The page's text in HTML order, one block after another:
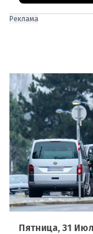
Реклама
Пятница, 31